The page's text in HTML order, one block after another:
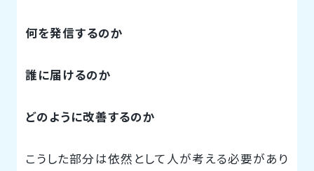
何を発信するのか
誰に届けるのか
どのように改善するのか
こうした部分は依然として人が考える必要があり